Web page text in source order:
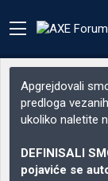
Apgrejdovali
predloga
ukoliko naletite
DEFINISALI
pojaviće se